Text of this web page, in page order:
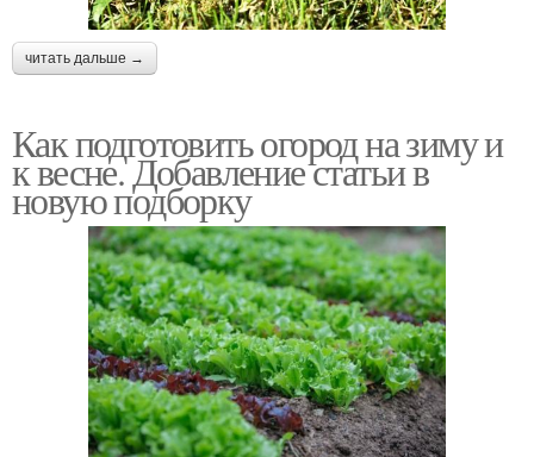
читать дальше →
Как подготовить огород на зиму и
к весне. Добавление статьи в
новую подборку